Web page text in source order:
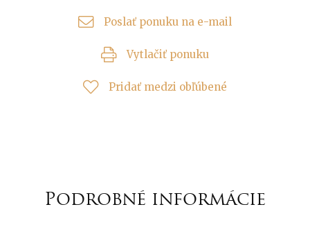
Poslať ponuku na e-mail
Vytlačiť ponuku
Pridať medzi obľúbené
Podrobné informácie